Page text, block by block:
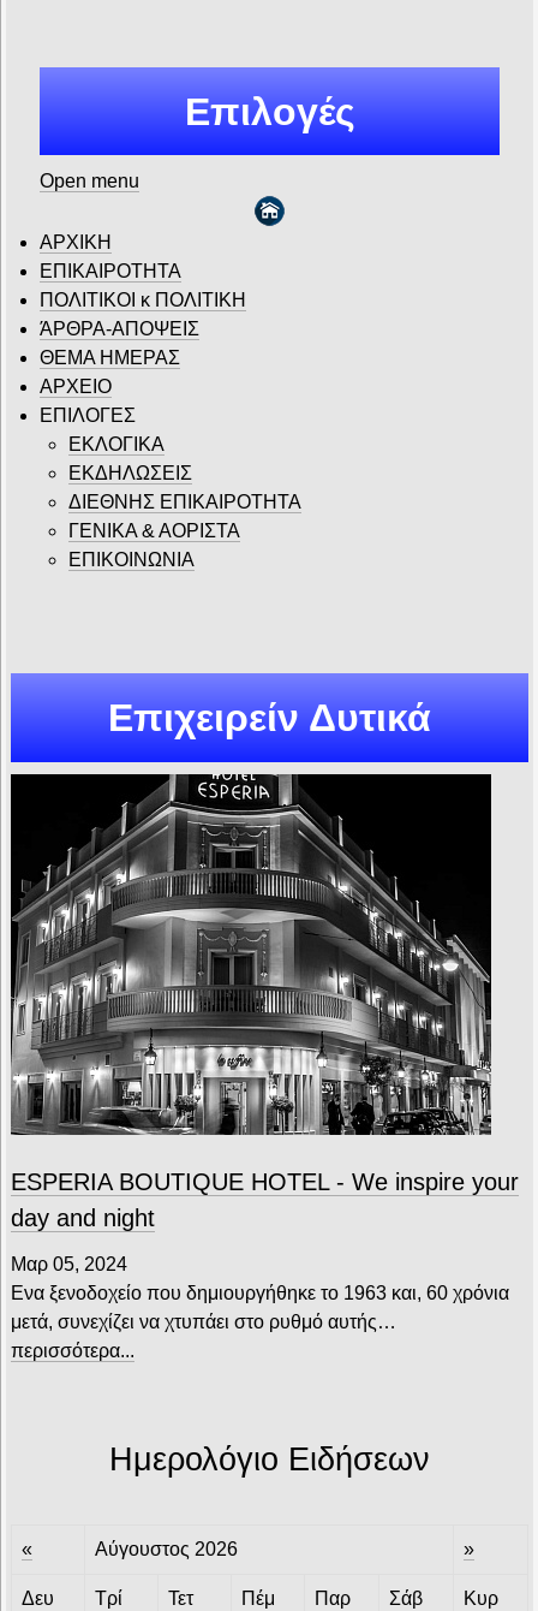
Επιλογές
Open menu
ΑΡΧΙΚΗ
ΕΠΙΚΑΙΡΟΤΗΤΑ
ΠΟΛΙΤΙΚΟΙ κ ΠΟΛΙΤΙΚΗ
ΆΡΘΡΑ-ΑΠΟΨΕΙΣ
ΘΕΜΑ ΗΜΕΡΑΣ
ΑΡΧΕΙΟ
ΕΠΙΛΟΓΕΣ
ΕΚΛΟΓΙΚΑ
ΕΚΔΗΛΩΣΕΙΣ
ΔΙΕΘΝΗΣ ΕΠΙΚΑΙΡΟΤΗΤΑ
ΓΕΝΙΚΑ & ΑΟΡΙΣΤΑ
ΕΠΙΚΟΙΝΩΝΙΑ
Επιχειρείν Δυτικά
ESPERIA BOUTIQUE HOTEL - We inspire your
day and night
Μαρ 05, 2024
Ενα ξενοδοχείο που δημιουργήθηκε το 1963 και, 60 χρόνια
μετά, συνεχίζει να χτυπάει στο ρυθμό αυτής…
περισσότερα...
Ημερολόγιο Ειδήσεων
« Αύγουστος 2026 »
Δευ Τρί Τετ Πέμ Παρ Σάβ Κυρ